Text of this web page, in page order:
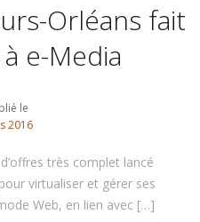
Orléans fait
e-Media
le
2016
très complet lancé
virtualiser et gérer ses
Web, en lien avec […]